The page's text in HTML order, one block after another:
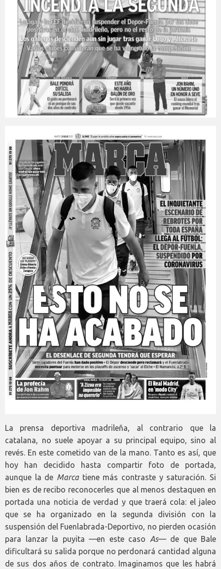
La prensa deportiva madrileña, al contrario que la
catalana, no suele apoyar a su principal equipo, sino al
revés. En este cometido van de la mano. Tanto es así, que
hoy han decidido hasta compartir foto de portada,
aunque la de Marcatiene más contraste y saturación. Si
bien es de recibo reconocerles que al menos destaquen en
portada una noticia de verdad y que traerá cola: el jaleo
que se ha organizado en la segunda división con la
suspensión del Fuenlabrada-Deportivo, no pierden ocasión
para lanzar la puyita —en este caso As— de que Bale
dificultará su salida porque no perdonará cantidad alguna
de sus dos años de contrato. Imaginamos que les habrá